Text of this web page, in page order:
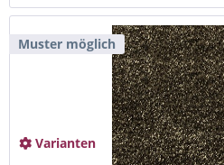
Muster möglich
Varianten